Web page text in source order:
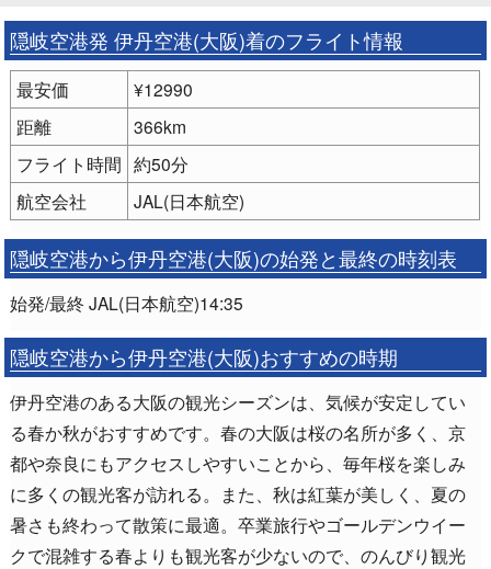
隠岐空港発 伊丹空港(大阪)着のフライト情報
最安価
¥12990
距離
366km
フライト時間 約50分
航空会社
JAL(日本航空)
隠岐空港から伊丹空港(大阪)の始発と最終の時刻表
始発/最終 JAL(日本航空)14:35
隠岐空港から伊丹空港(大阪)おすすめの時期
伊丹空港のある大阪の観光シーズンは、気候が安定してい
る春か秋がおすすめです。春の大阪は桜の名所が多く、京
都や奈良にもアクセスしやすいことから、毎年桜を楽しみ
に多くの観光客が訪れる。また、秋は紅葉が美しく、夏の
暑さも終わって散策に最適。卒業旅行やゴールデンウイー
クで混雑する春よりも観光客が少ないので、のんびり観光